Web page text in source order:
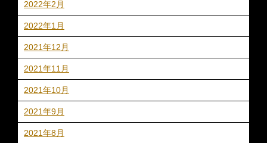
2022年2月
2022年1月
2021年12月
2021年11月
2021年10月
2021年9月
2021年8月